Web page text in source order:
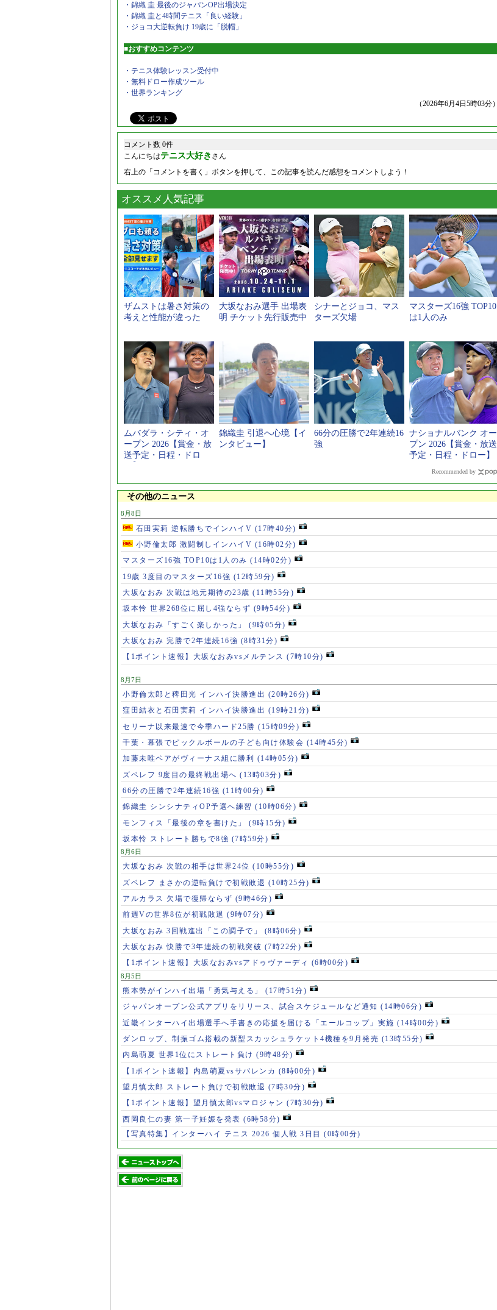
・錦織 圭 最後のジャパンOP出場決定
・錦織 圭と4時間テニス「良い経験」
・ジョコ大逆転負け 19歳に「脱帽」
■おすすめコンテンツ
・テニス体験レッスン受付中
・無料ドロー作成ツール
・世界ランキング
（2026年6月4日5時03分）
コメント数 0件
こんにちはテニス大好き さん
右上の「コメントを書く」ボタンを押して、この記事を読んだ感想をコメントしよう！
オススメ人気記事
ザムストは暑さ対策の
考えと性能が違った
大坂なおみ選手 出場表
明 チケット先行販売中
シナーとジョコ、マス
ターズ欠場
マスターズ16強 TOP10
は1人のみ
ムバダラ・シティ・オ
ープン 2026【賞金・放
送予定・日程・ドロ
錦織圭 引退へ心境【イ
ンタビュー】
66分の圧勝で2年連続16
強
ナショナルバンク オー
プン 2026【賞金・放送
予定・日程・ドロー】
Recommended by
その他のニュース
8月8日
石田実莉 逆転勝ちでインハイV (17時40分)
小野倫太郎 激闘制しインハイV (16時02分)
マスターズ16強 TOP10は1人のみ (14時02分)
19歳 3度目のマスターズ16強 (12時59分)
大坂なおみ 次戦は地元期待の23歳 (11時55分)
坂本怜 世界268位に屈し4強ならず (9時54分)
大坂なおみ「すごく楽しかった」 (9時05分)
大坂なおみ 完勝で2年連続16強 (8時31分)
【1ポイント速報】大坂なおみvsメルテンス (7時10分)
8月7日
小野倫太郎と稗田光 インハイ決勝進出 (20時26分)
窪田結衣と石田実莉 インハイ決勝進出 (19時21分)
セリーナ以来最速で今季ハード25勝 (15時09分)
千葉・幕張でピックルボールの子ども向け体験会 (14時45分)
加藤未唯ペアがヴィーナス組に勝利 (14時05分)
ズベレフ 9度目の最終戦出場へ (13時03分)
66分の圧勝で2年連続16強 (11時00分)
錦織圭 シンシナティOP予選へ練習 (10時06分)
モンフィス「最後の章を書けた」 (9時15分)
坂本怜 ストレート勝ちで8強 (7時59分)
8月6日
大坂なおみ 次戦の相手は世界24位 (10時55分)
ズベレフ まさかの逆転負けで初戦敗退 (10時25分)
アルカラス 欠場で復帰ならず (9時46分)
前週Vの世界8位が初戦敗退 (9時07分)
大坂なおみ 3回戦進出「この調子で」 (8時06分)
大坂なおみ 快勝で3年連続の初戦突破 (7時22分)
【1ポイント速報】大坂なおみvsアドゥヴァーディ (6時00分)
8月5日
熊本勢がインハイ出場「勇気与える」 (17時51分)
ジャパンオープン公式アプリをリリース、試合スケジュールなど通知 (14時06分)
近畿インターハイ出場選手へ手書きの応援を届ける「エールコップ」実施 (14時00分)
ダンロップ、制振ゴム搭載の新型スカッシュラケット4機種を9月発売 (13時55分)
内島萌夏 世界1位にストレート負け (9時48分)
【1ポイント速報】内島萌夏vsサバレンカ (8時00分)
望月慎太郎 ストレート負けで初戦敗退 (7時30分)
【1ポイント速報】望月慎太郎vsマロジャン (7時30分)
西岡良仁の妻 第一子妊娠を発表 (6時58分)
【写真特集】インターハイ テニス 2026 個人戦 3日目 (0時00分)